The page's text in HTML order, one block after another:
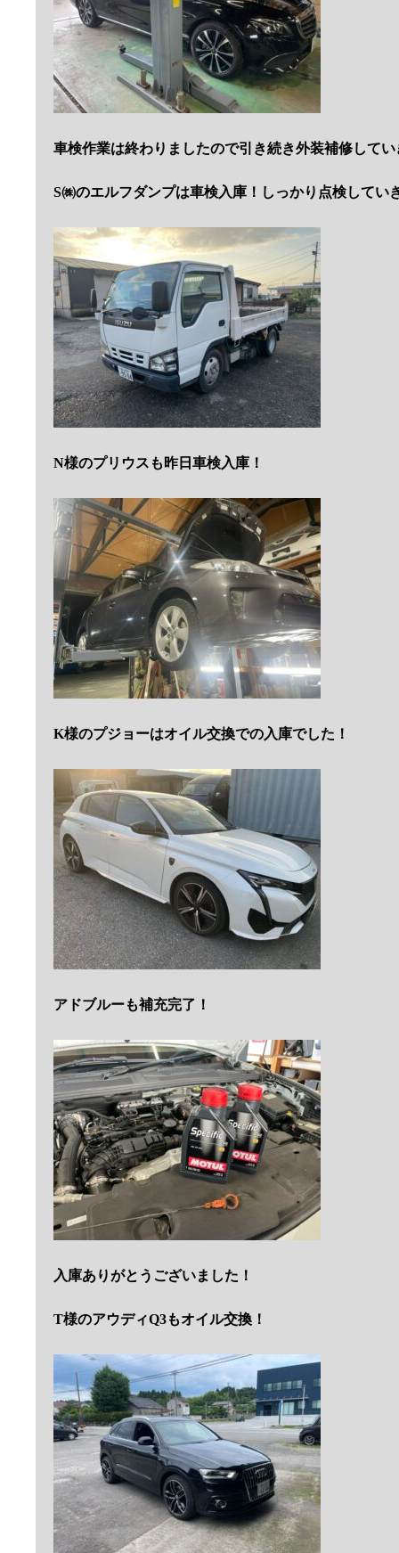
車検作業は終わりましたので引き続き外装補修してい
S㈱のエルフダンプは車検入庫！しっかり点検してい
N様のプリウスも昨日車検入庫！
K様のプジョーはオイル交換での入庫でした！
アドブルーも補充完了！
入庫ありがとうございました！
T様のアウディQ3もオイル交換！